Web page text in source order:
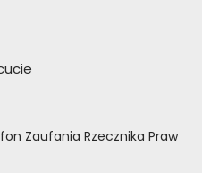
Zaufania Rzecznika Praw